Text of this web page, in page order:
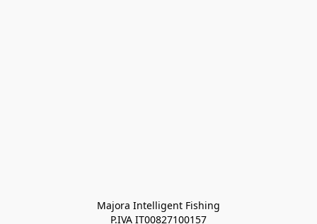
Majora Intelligent Fishing
P.IVA IT00827100157